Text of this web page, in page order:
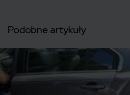
Podobne artykuły